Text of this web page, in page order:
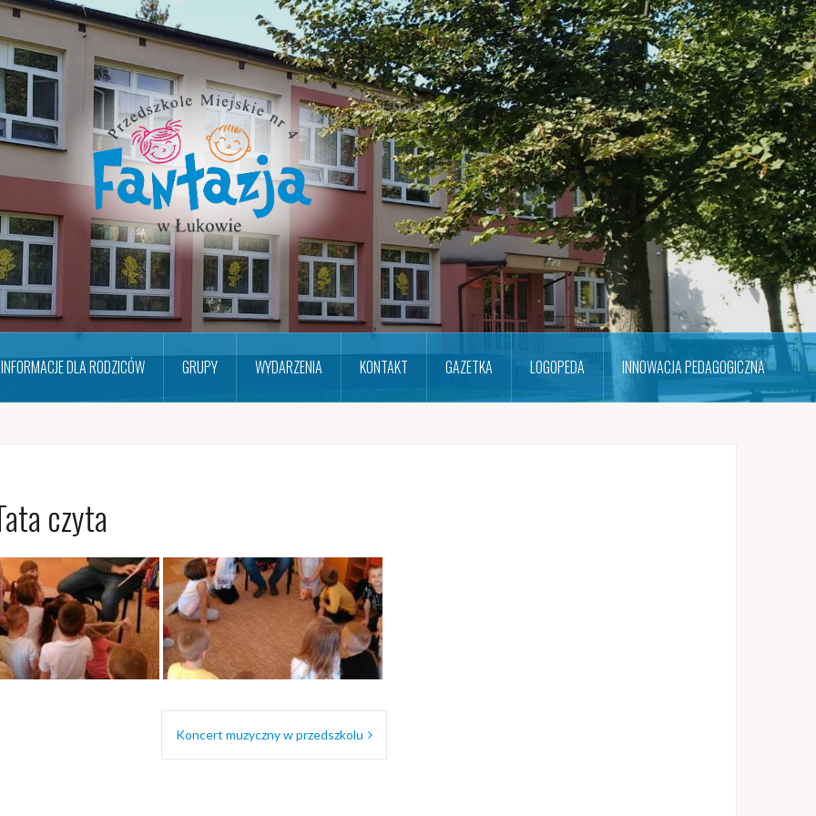
INFORMACJE DLA RODZICÓW GRUPY WYDARZENIA KONTAKT GAZETKA LOGOPEDA INNOWACJA PEDAGOGICZNA
czyta
Koncert muzyczny w przedszkolu